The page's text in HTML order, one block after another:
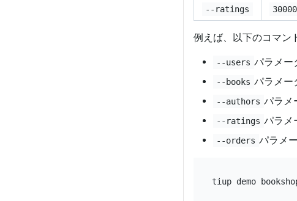
--ratings
例えば、以下のコマン
--users パラメー
--books パラメー
--authors パラメ
--ratings パラメ
--orders パラメ
tiup demo